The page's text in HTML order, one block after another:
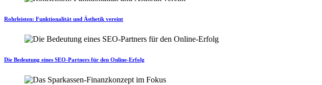
Rohrleisten: Funktionalität und Ästhetik vereint
Die Bedeutung eines SEO-Partners für den Online-Erfolg